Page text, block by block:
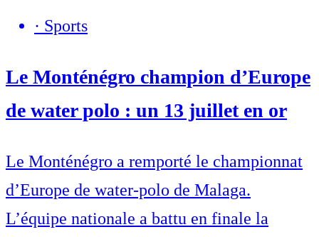
· Sports
Le Monténégro champion d’Europe
de water polo : un 13 juillet en or
Le Monténégro a remporté le championnat
d’Europe de water-polo de Malaga.
L’équipe nationale a battu en finale la